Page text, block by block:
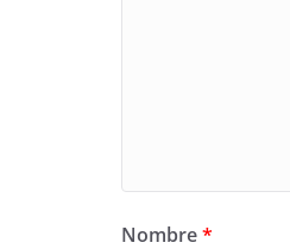
Nombre*